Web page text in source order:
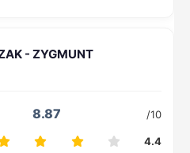
8.87 /10
4.4